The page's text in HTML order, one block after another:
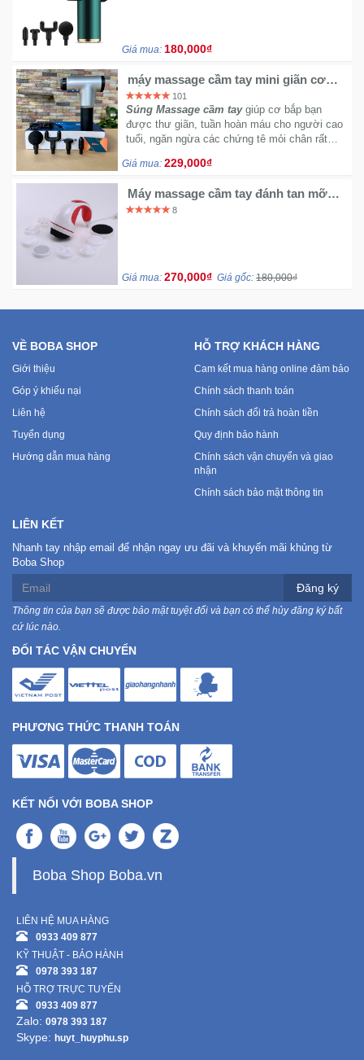
Giá mua: 180,000₫
máy massage cầm tay mini giãn cơ
bắp fascial gun công nghệ Nhật Bản
101
Súng Massage cầm taygiúp cơ bắp bạn
được thư giãn, tuần hoàn máu cho người cao
tuổi, ngăn ngừa các chứng tê mỏi chân rất
Giá mua: 229,000₫
Máy massage cầm tay đánh tan mỡ
bụng
8
Giá mua: 270,000₫ Giá gốc: 180,000₫
VỀ BOBA SHOP
Giới thiệu
Góp ý khiếu nại
Liên hệ
Tuyển dụng
Hướng dẫn mua hàng
HỖ TRỢ KHÁCH HÀNG
Cam kết mua hàng online đảm bảo
Chính sách thanh toán
Chính sách đổi trả hoàn tiền
Quy định bảo hành
Chính sách vận chuyển và giao
nhận
Chính sách bảo mật thông tin
LIÊN KẾT
Nhanh tay nhập email để nhận ngay ưu đãi và khuyến mãi khủng từ
Boba Shop
Đăng ký
Thông tin của bạn sẽ được bảo mật tuyệt đối và bạn có thể hủy đăng ký bất
cứ lúc nào.
ĐỐI TÁC VẬN CHUYỂN
PHƯƠNG THỨC THANH TOÁN
KẾT NỐI VỚI BOBA SHOP
Boba Shop Boba.vn
LIÊN HỆ MUA HÀNG
0933 409 877
KỸ THUẬT - BẢO HÀNH
0978 393 187
HỖ TRỢ TRỰC TUYẾN
0933 409 877
Zalo: 0978 393 187
Skype: huyt_huyphu.sp